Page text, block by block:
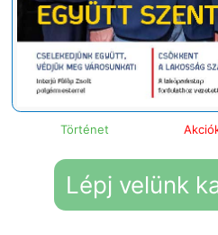
Történet
Lépj velünk